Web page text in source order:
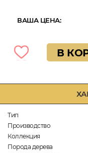
Тип
Производство
Коллекция
Порода дерева
ВАША ЦЕНА:
В